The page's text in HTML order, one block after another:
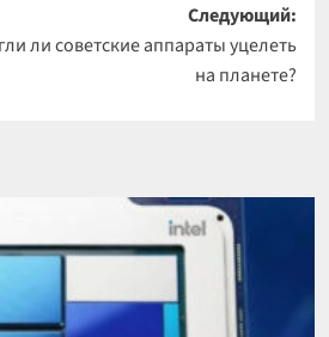
Следующий:
ли советские аппараты уцелеть
на планете?